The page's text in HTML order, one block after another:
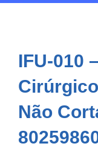
IFU-010
Não